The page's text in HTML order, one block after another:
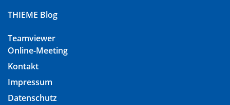
THIEME Blog
Teamviewer
Online-Meeting
Kontakt
Impressum
Datenschutz